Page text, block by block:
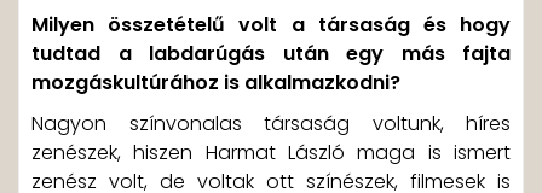
Milyen összetételű volt a társaság és hogy
tudtad a labdarúgás után egy más fajta
mozgáskultúrához is alkalmazkodni?
Nagyon színvonalas társaság voltunk, híres
zenészek, hiszen Harmat László maga is ismert
zenész volt, de voltak ott színészek, filmesek is